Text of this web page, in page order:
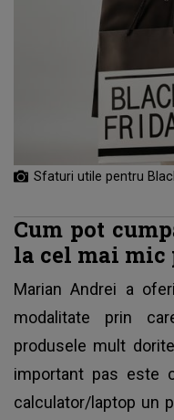
Sfaturi utile pentru
Cum pot
la cel mai mic
Marian Andrei a
modalitate prin
produsele mult
important pas este
calculator/laptop un